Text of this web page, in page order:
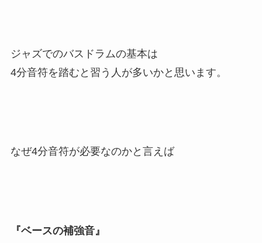
ジャズでのバスドラムの基本は
4分音符を踏むと習う人が多いかと思います。
なぜ4分音符が必要なのかと言えば
『ベースの補強音』